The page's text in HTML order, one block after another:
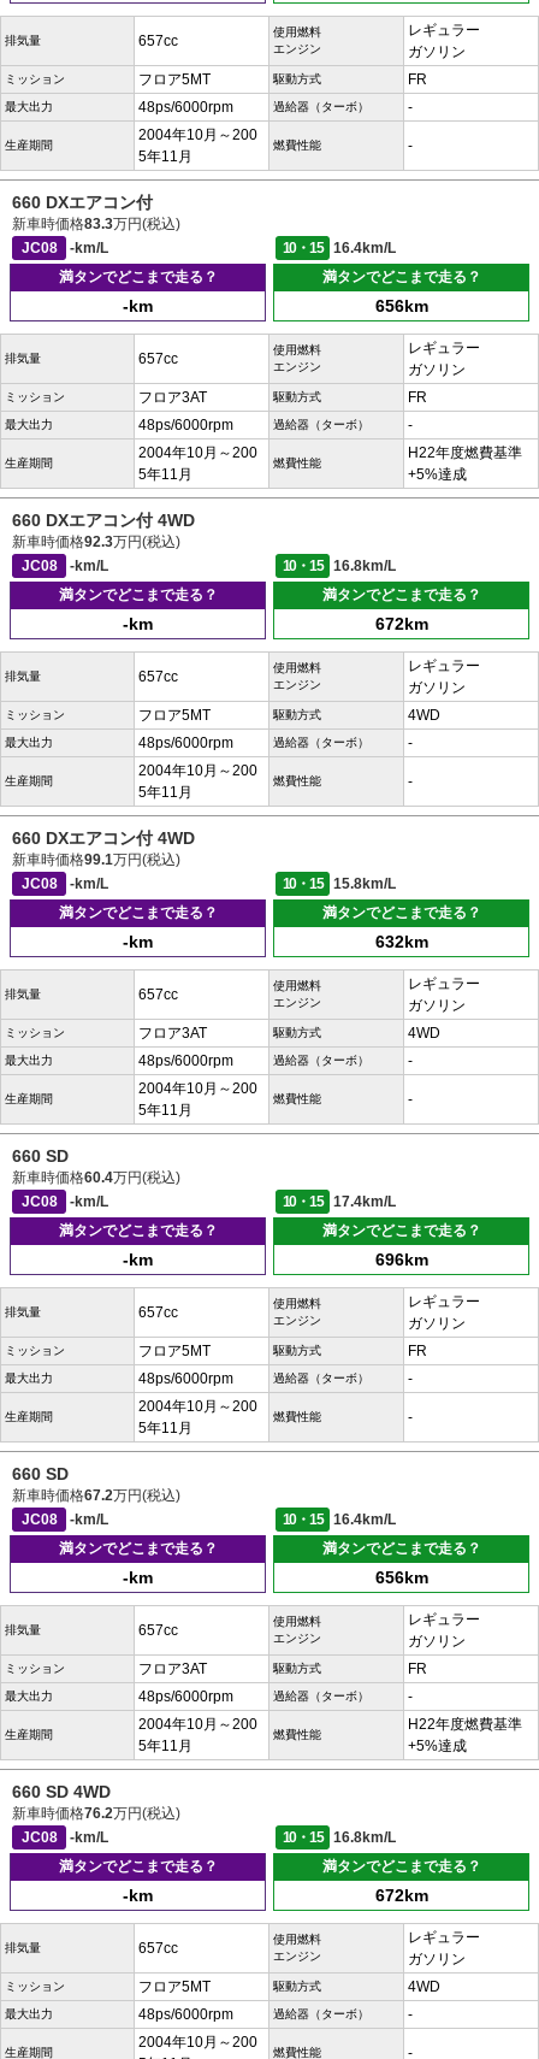
排気量 657cc
使用燃料
エンジン
レギュラー
ガソリン
ミッション フロア5MT 駆動方式 FR
最大出力 48ps/6000rpm 過給器（ターボ） -
生産期間
2004年10月～200
5年11月
燃費性能 -
660 DXエアコン付
新車時価格83.3万円(税込)
JC08
-km/L 10・15
16.4km/L
満タンでどこまで走る？
-km
満タンでどこまで走る？
656km
排気量 657cc
使用燃料
エンジン
レギュラー
ガソリン
ミッション フロア3AT 駆動方式 FR
最大出力 48ps/6000rpm 過給器（ターボ） -
生産期間
2004年10月～200
5年11月
燃費性能
H22年度燃費基準
+5%達成
660 DXエアコン付 4WD
新車時価格92.3万円(税込)
JC08
-km/L 10・15
16.8km/L
満タンでどこまで走る？
-km
満タンでどこまで走る？
672km
排気量 657cc
使用燃料
エンジン
レギュラー
ガソリン
ミッション フロア5MT 駆動方式 4WD
最大出力 48ps/6000rpm 過給器（ターボ） -
生産期間
2004年10月～200
5年11月
燃費性能 -
660 DXエアコン付 4WD
新車時価格99.1万円(税込)
JC08
-km/L 10・15
15.8km/L
満タンでどこまで走る？
-km
満タンでどこまで走る？
632km
排気量 657cc
使用燃料
エンジン
レギュラー
ガソリン
ミッション フロア3AT 駆動方式 4WD
最大出力 48ps/6000rpm 過給器（ターボ） -
生産期間
2004年10月～200
5年11月
燃費性能 -
660 SD
新車時価格60.4万円(税込)
JC08
-km/L 10・15
17.4km/L
満タンでどこまで走る？
-km
満タンでどこまで走る？
696km
排気量 657cc
使用燃料
エンジン
レギュラー
ガソリン
ミッション フロア5MT 駆動方式 FR
最大出力 48ps/6000rpm 過給器（ターボ） -
生産期間
2004年10月～200
5年11月
燃費性能 -
660 SD
新車時価格67.2万円(税込)
JC08
-km/L 10・15
16.4km/L
満タンでどこまで走る？
-km
満タンでどこまで走る？
656km
排気量 657cc
使用燃料
エンジン
レギュラー
ガソリン
ミッション フロア3AT 駆動方式 FR
最大出力 48ps/6000rpm 過給器（ターボ） -
生産期間
2004年10月～200
5年11月
燃費性能
H22年度燃費基準
+5%達成
660 SD 4WD
新車時価格76.2万円(税込)
JC08
-km/L 10・15
16.8km/L
満タンでどこまで走る？
-km
満タンでどこまで走る？
672km
排気量 657cc
使用燃料
エンジン
レギュラー
ガソリン
ミッション フロア5MT 駆動方式 4WD
最大出力 48ps/6000rpm 過給器（ターボ） -
生産期間
2004年10月～200
燃費性能 -